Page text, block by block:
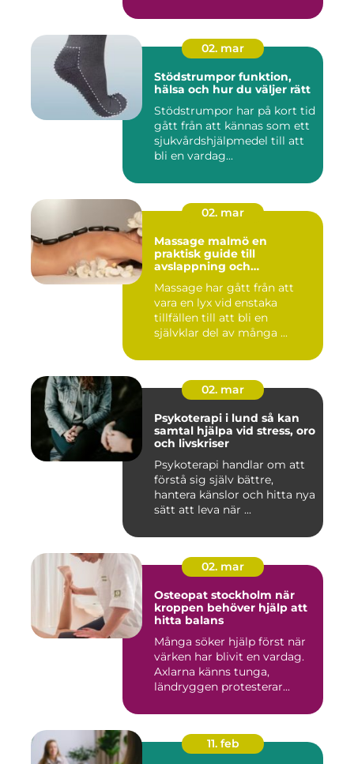
02. mar
Stödstrumpor funktion,
hälsa och hur du väljer rätt
Stödstrumpor har på kort tid
gått från att kännas som ett
sjukvårdshjälpmedel till att
bli en vardag...
02. mar
Massage malmö en
praktisk guide till
avslappning och
Massage har gått från att
vara en lyx vid enstaka
tillfällen till att bli en
självklar del av många ...
02. mar
Psykoterapi i lund så kan
samtal hjälpa vid stress, oro
och livskriser
Psykoterapi handlar om att
förstå sig själv bättre,
hantera känslor och hitta nya
sätt att leva när ...
02. mar
Osteopat stockholm när
kroppen behöver hjälp att
hitta balans
Många söker hjälp först när
värken har blivit en vardag.
Axlarna känns tunga,
ländryggen protesterar...
11. feb